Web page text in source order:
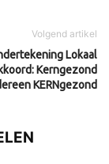
Volgend artikel
Lokaal
Kerngezond
KERNgezond